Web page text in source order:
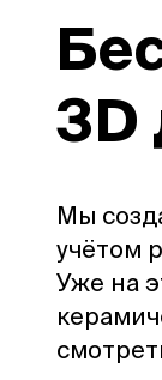
3D
Мы
учётом
Уже на